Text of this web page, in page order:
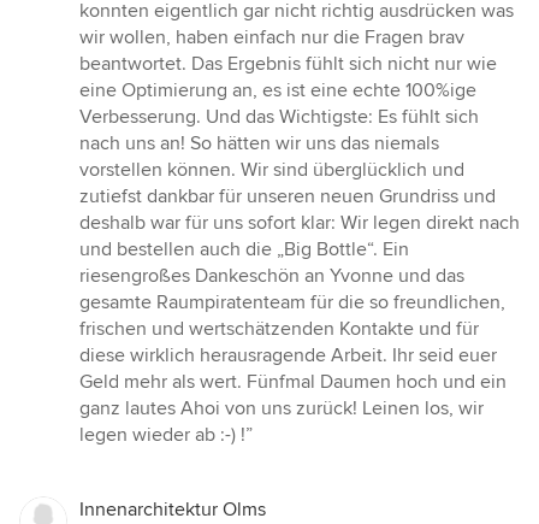
konnten eigentlich gar nicht richtig ausdrücken was
wir wollen, haben einfach nur die Fragen brav
beantwortet. Das Ergebnis fühlt sich nicht nur wie
eine Optimierung an, es ist eine echte 100%ige
Verbesserung. Und das Wichtigste: Es fühlt sich
nach uns an! So hätten wir uns das niemals
vorstellen können. Wir sind überglücklich und
zutiefst dankbar für unseren neuen Grundriss und
deshalb war für uns sofort klar: Wir legen direkt nach
und bestellen auch die „Big Bottle“. Ein
riesengroßes Dankeschön an Yvonne und das
gesamte Raumpiratenteam für die so freundlichen,
frischen und wertschätzenden Kontakte und für
diese wirklich herausragende Arbeit. Ihr seid euer
Geld mehr als wert. Fünfmal Daumen hoch und ein
ganz lautes Ahoi von uns zurück! Leinen los, wir
legen wieder ab :-) !”
Innenarchitektur Olms